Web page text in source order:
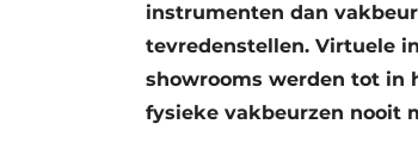
instrumenten dan
tevredenstellen. Virtuele
showrooms werden tot in
fysieke vakbeurzen nooit